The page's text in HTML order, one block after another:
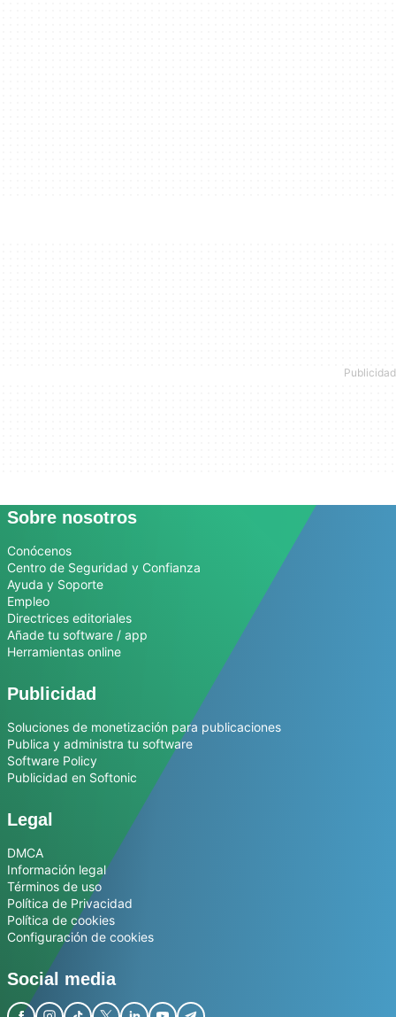
Sobre nosotros
Conócenos
Centro de Seguridad y Confianza
Ayuda y Soporte
Empleo
Directrices editoriales
Añade tu software / app
Herramientas online
Publicidad
Soluciones de monetización para publicaciones
Publica y administra tu software
Software Policy
Publicidad en Softonic
Legal
DMCA
Información legal
Términos de uso
Política de Privacidad
Política de cookies
Configuración de cookies
Social media